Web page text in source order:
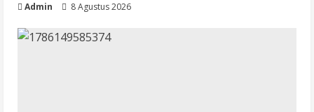
Admin 8 Agustus 2026